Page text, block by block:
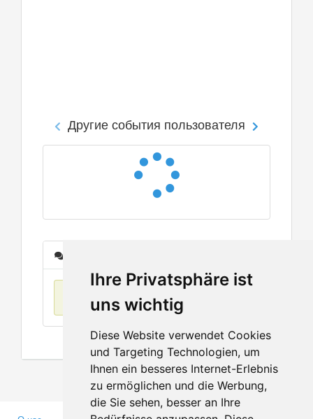
Ihre Privatsphäre ist
uns wichtig
Diese Website verwendet Cookies
und Targeting Technologien, um
Ihnen ein besseres Internet-Erlebnis
zu ermöglichen und die Werbung,
die Sie sehen, besser an Ihre
Другие события пользователя